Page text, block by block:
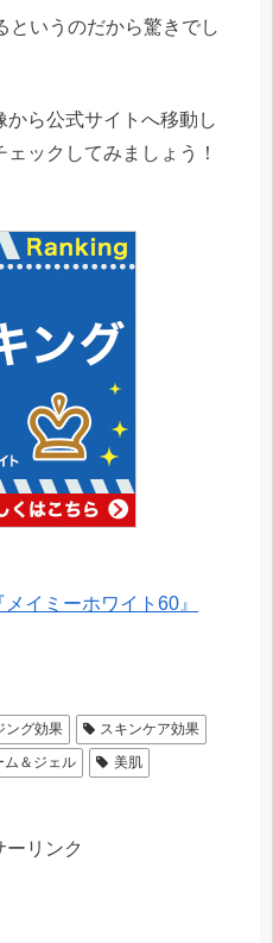
というのだから驚きでし
ら公式サイトへ移動し
ックしてみましょう！
イミーホワイト60』
ング効果
スキンケア効果
ム＆ジェル
美肌
ーリンク